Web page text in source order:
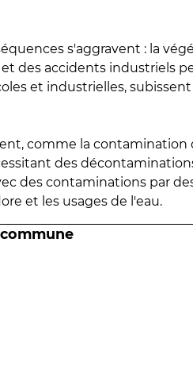
s'aggravent : la
des accidents industriels
et industrielles,
comme la contamination
des
des contaminations par
et les usages de l'eau.